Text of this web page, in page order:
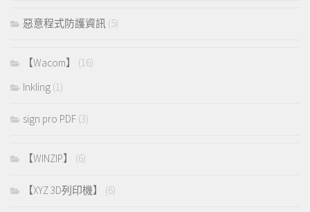
惡意程式防護資訊 (5)
【Wacom】
(16)
Inkling (1)
sign pro PDF (3)
【WINZIP】 (6)
【XYZ 3D列印機】 (6)